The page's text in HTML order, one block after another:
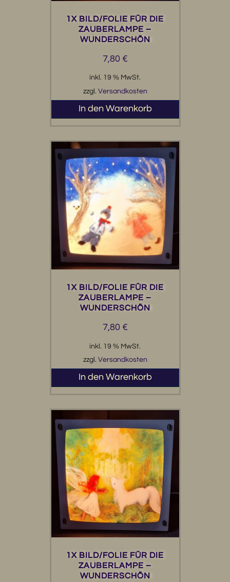
1X BILD/FOLIE FÜR DIE
ZAUBERLAMPE –
WUNDERSCHÖN
7,80 €
inkl. 19 % MwSt.
zzgl. Versandkosten
In den Warenkorb
1X BILD/FOLIE FÜR DIE
ZAUBERLAMPE –
WUNDERSCHÖN
7,80 €
inkl. 19 % MwSt.
zzgl. Versandkosten
In den Warenkorb
1X BILD/FOLIE FÜR DIE
ZAUBERLAMPE –
WUNDERSCHÖN